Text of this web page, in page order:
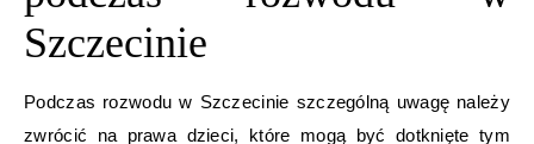
Szczecinie
Podczas rozwodu w Szczecinie szczególną uwagę należy
zwrócić na prawa dzieci, które mogą być dotknięte tym